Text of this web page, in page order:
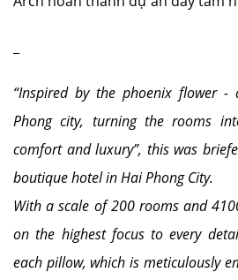
“Inspired by the phoenix flower
Phong city, turning the rooms
comfort and luxury”, this was
boutique hotel in Hai Phong City.
With a scale of 200 rooms and
on the highest focus to every
each pillow, which is meticulously